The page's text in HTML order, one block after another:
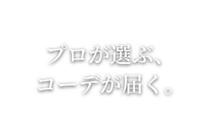
プロが選ぶ、
コーデが届く。